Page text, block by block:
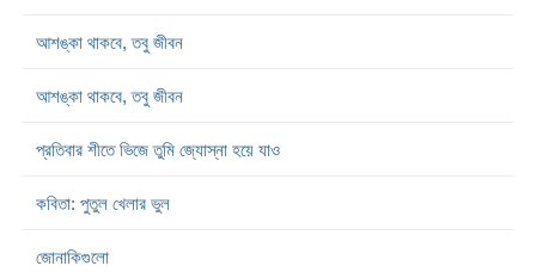
আশঙ্কা থাকবে, তবু জীবন
আশঙ্কা থাকবে, তবু জীবন
প্রতিবার শীতে ভিজে তুমি জ্যোস্না হয়ে যাও
কবিতা: পুতুল খেলার ভুল
জোনাকিগুলো